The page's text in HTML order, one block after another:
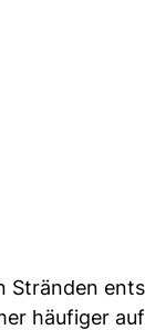
häufiger auf